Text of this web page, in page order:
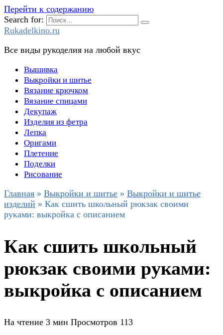
Перейти к содержанию
Search for:
Rukadelkino.ru
Все виды рукоделия на любой вкус
Вышивка
Выкройки и шитье
Вязание крючком
Вязание спицами
Декупаж
Изделия из фетра
Лепка
Оригами
Плетение
Поделки
Рисование
Главная » Выкройки и шитье » Выкройки и шитье
изделий » Как сшить школьный рюкзак своими
руками: выкройка с описанием
Как сшить школьный
рюкзак своими руками:
выкройка с описанием
На чтение 3 мин Просмотров 113